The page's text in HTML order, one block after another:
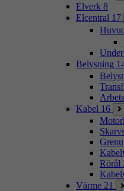
Elverk 8
Elcentral 17
Belysning
Kabel 16
Rörål
Värme 21